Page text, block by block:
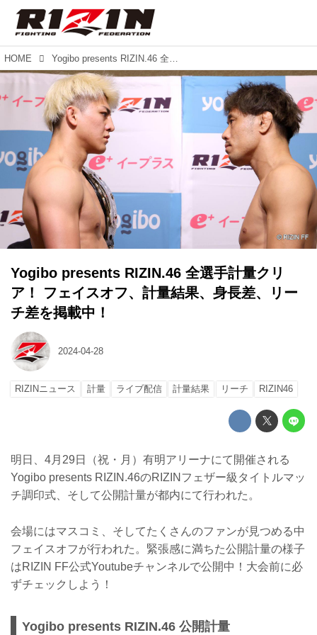
HOME Yogibo presents RIZIN.46 全選手計量クリア！ フェイスオフ、計量結果、身長差、リーチ差を掲載中！
Yogibo presents RIZIN.46 全選手計量クリ
ア！ フェイスオフ、計量結果、身長差、リー
チ差を掲載中！
2024-04-28
RIZINニュース 計量 ライブ配信 計量結果 リーチ RIZIN46
明日、4月29日（祝・月）有明アリーナにて開催される
Yogibo presents RIZIN.46のRIZINフェザー級タイトルマッ
チ調印式、そして公開計量が都内にて行われた。
会場にはマスコミ、そしてたくさんのファンが見つめる中
フェイスオフが行われた。緊張感に満ちた公開計量の様子
はRIZIN FF公式Youtubeチャンネルで公開中！大会前に必
ずチェックしよう！
Yogibo presents RIZIN.46 公開計量